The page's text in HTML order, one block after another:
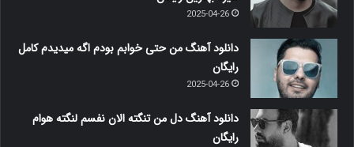
2025-04-26
دانلود آهنگ من حتی خوابم بودم اگه میدیدم کامل
رایگان
2025-04-26
دانلود آهنگ دل من تنگته الان نفسم لنگته هوام
رایگان